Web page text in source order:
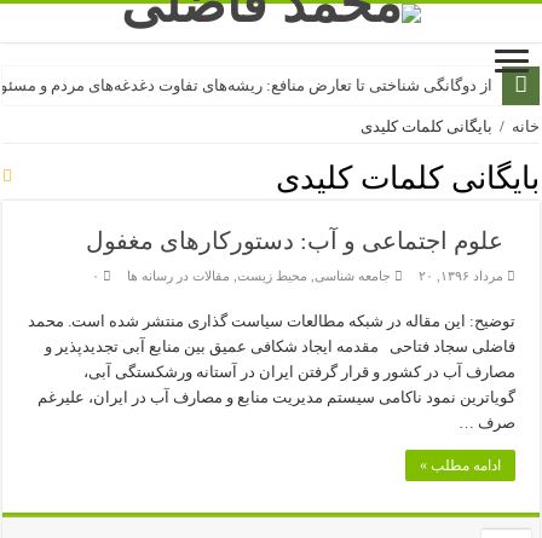
از دوگانگی شناختی تا تعارض منافع: ریشه‌های تفاوت دغدغه‌های مردم و
خانه / بایگانی کلمات کلیدی
بایگانی کلمات کلیدی
علوم اجتماعی و آب: دستورکارهای مغفول
مرداد ۱۳۹۶, ۲۰ جامعه شناسی محیط زیست مقالات در رسانه ها ۰
توضیح: این مقاله در شبکه مطالعات سیاست گذاری منتشر شده است. محمد
فاضلی سجاد فتاحی مقدمه ایجاد شکافی عمیق بین منابع آبی تجدید‌پذیر و
مصارف آب در کشور و قرار گرفتن ایران در آستانه ورشکستگی آبی،
گویا‌ترین نمود ناکامی سیستم مدیریت منابع و مصارف آب در ایران، علیرغم
صرف …
ادامه مطلب »